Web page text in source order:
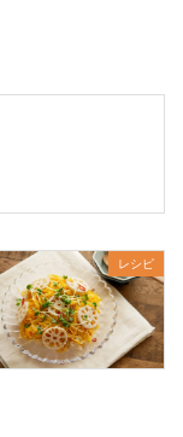
レシピ